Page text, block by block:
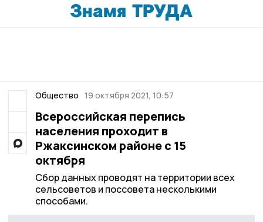
Общество 19 октября 2021, 10:57
Всероссийская перепись
населения проходит в
Ржаксинском районе с 15
октября
Сбор данных проводят на территории всех
сельсоветов и поссовета несколькими
способами.